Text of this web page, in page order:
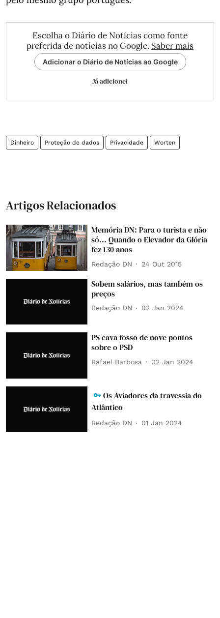
Escolha o Diário de Notícias como fonte
preferida de notícias no Google. Saber mais
Adicionar o Diário de Notícias ao Google
Já adicionei
Dinheiro Proteção de dados Privacidade Worten
Artigos Relacionados
Memória DN: Para o turista e não
só... Quando o Elevador da Glória
fez 130 anos
Redação DN 24 Out 2015
Sobem salários, mas também os
preços
Redação DN 02 Jan 2024
PS cava fosso de nove pontos
sobre o PSD
Rafael Barbosa 02 Jan 2024
Os Aviadores da travessia do
Atlântico
Redação DN 01 Jan 2024